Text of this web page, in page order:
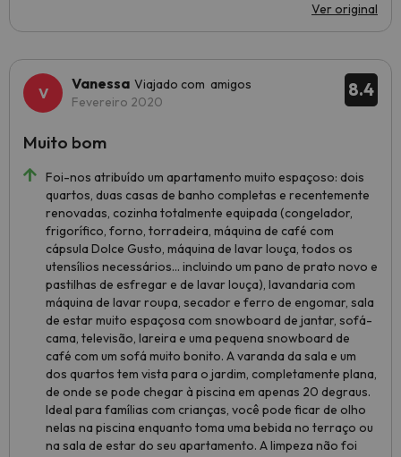
Ver original
8.4
Vanessa Viajado com amigos
Fevereiro 2020
Foi-nos atribuído um apartamento muito espaçoso: dois
quartos, duas casas de banho completas e recentemente
renovadas, cozinha totalmente equipada (congelador,
frigorífico, forno, torradeira, máquina de café com
cápsula Dolce Gusto, máquina de lavar louça, todos os
utensílios necessários... incluindo um pano de prato novo e
pastilhas de esfregar e de lavar louça), lavandaria com
máquina de lavar roupa, secador e ferro de engomar, sala
de estar muito espaçosa com snowboard de jantar, sofá-
cama, televisão, lareira e uma pequena snowboard de
café com um sofá muito bonito. A varanda da sala e um
dos quartos tem vista para o jardim, completamente plana,
de onde se pode chegar à piscina em apenas 20 degraus.
Ideal para famílias com crianças, você pode ficar de olho
nelas na piscina enquanto toma uma bebida no terraço ou
na sala de estar do seu apartamento. A limpeza não foi
Muito bom